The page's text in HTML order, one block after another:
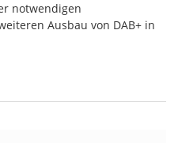
notwendigen
Ausbau von DAB+ in